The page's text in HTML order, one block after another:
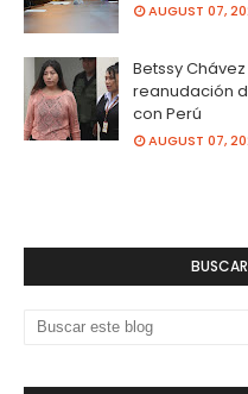
AUGUST 07,
Betssy
reanudación
con Perú
AUGUST 07,